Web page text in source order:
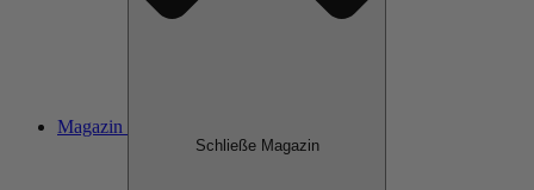
Magazin
Schließe Magazin